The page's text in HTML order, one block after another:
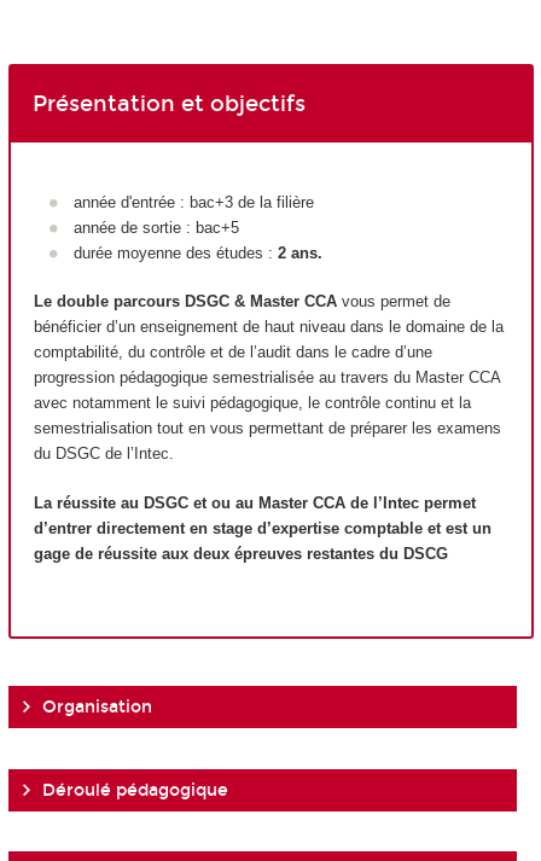
Présentation et objectifs
année d'entrée : bac+3 de la filière
année de sortie : bac+5
durée moyenne des études : 2 ans.
Le double parcours DSGC & Master CCA vous permet de
bénéficier d’un enseignement de haut niveau dans le domaine de la
comptabilité, du contrôle et de l’audit dans le cadre d’une
progression pédagogique semestrialisée au travers du Master CCA
avec notamment le suivi pédagogique, le contrôle continu et la
semestrialisation tout en vous permettant de préparer les examens
du DSGC de l’Intec.
La réussite au DSGC et ou au Master CCA de l’Intec permet
d’entrer directement en stage d’expertise comptable et est un
gage de réussite aux deux épreuves restantes du DSCG
Organisation
Déroulé pédagogique